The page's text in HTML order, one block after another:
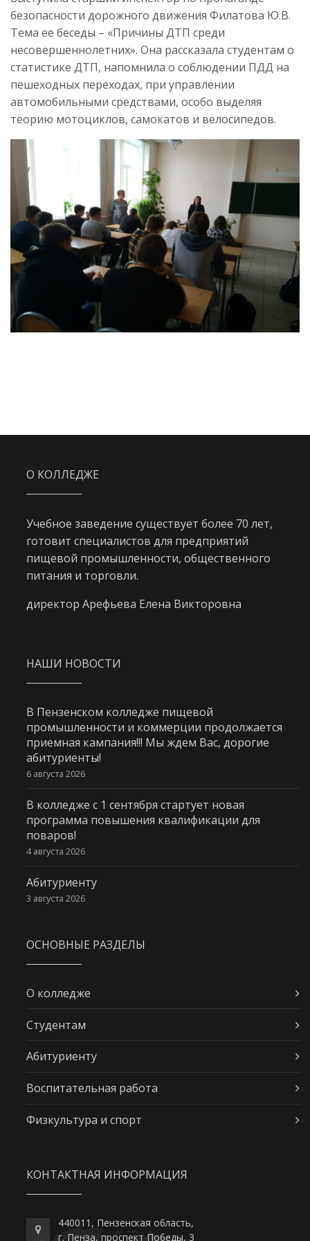
безопасности дорожного движения Филатова Ю.В.
Тема ее беседы – «Причины ДТП среди
несовершеннолетних». Она рассказала студентам о
статистике ДТП, напомнила о соблюдении ПДД на
пешеходных переходах, при управлении
автомобильными средствами, особо выделяя
теорию мотоциклов, самокатов и велосипедов.
О КОЛЛЕДЖЕ
Учебное заведение существует более 70 лет,
готовит специалистов для предприятий
пищевой промышленности, общественного
питания и торговли.
директор Арефьева Елена Викторовна
НАШИ НОВОСТИ
В Пензенском колледже пищевой
промышленности и коммерции продолжается
приемная кампания!!! Мы ждем Вас, дорогие
абитуриенты!
6 августа 2026
В колледже с 1 сентября стартует новая
программа повышения квалификации для
поваров!
4 августа 2026
Абитуриенту
3 августа 2026
ОСНОВНЫЕ РАЗДЕЛЫ
О колледже
Студентам
Абитуриенту
Воспитательная работа
Физкультура и спорт
КОНТАКТНАЯ ИНФОРМАЦИЯ
440011, Пензенская область,
г. Пенза, проспект Победы, 3